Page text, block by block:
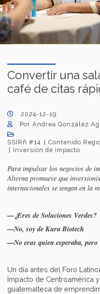
Convertir una
café de citas
2024-12-19
Por Andrea González
SSIRñ #14 Contenido
Inversión de impacto
Para impulsar los negocios de
Alterna promueve que
internacionales se tengan en la
—¿Eres de Soluciones Verdes?
—No, soy de Kura Biotech
—No eras quien esperaba, pero
Un día antes del Foro
Impacto de Centroamérica
guatemalteca de